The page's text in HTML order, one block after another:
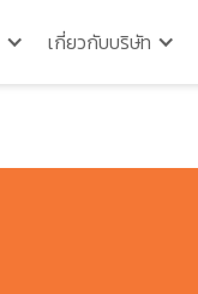
เกี่ยวกับบริษัท